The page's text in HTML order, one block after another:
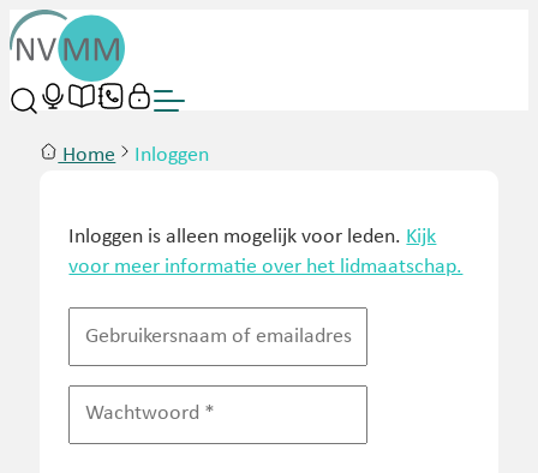
Home Inloggen
Inloggen is alleen mogelijk voor leden. Kijk
voor meer informatie over het lidmaatschap.